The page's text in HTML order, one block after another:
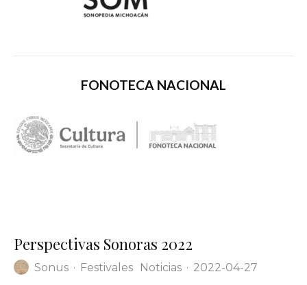
FONOTECA NACIONAL
Perspectivas Sonoras 2022
Sonus · Festivales Noticias · 2022-04-27